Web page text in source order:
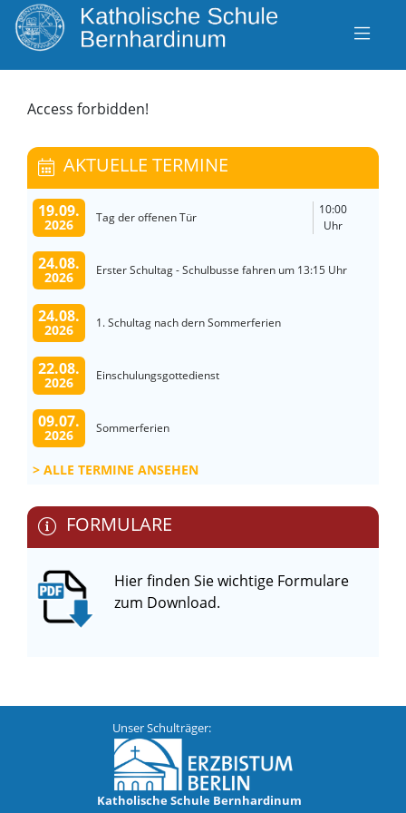
Access forbidden!
AKTUELLE TERMINE
19.09.
2026 Tag der offenen Tür
10:00
Uhr
24.08.
2026 Erster Schultag - Schulbusse fahren um 13:15 Uhr
24.08.
2026 1. Schultag nach dern Sommerferien
22.08.
2026 Einschulungsgottedienst
09.07.
2026 Sommerferien
ALLE TERMINE ANSEHEN
FORMULARE
Hier finden Sie wichtige Formulare
zum Download.
Unser Schulträger:
Katholische Schule Bernhardinum